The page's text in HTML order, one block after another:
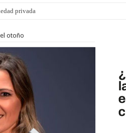
privadaque esperan una familia tiene
otoño